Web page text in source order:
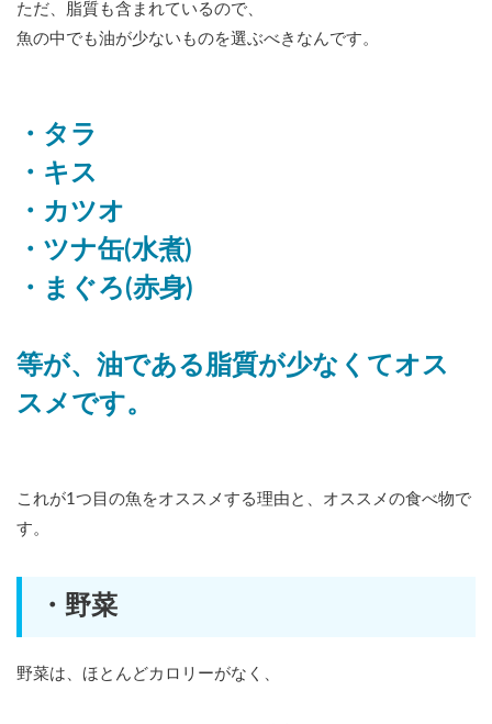
ただ、脂質も含まれているので、
魚の中でも油が少ないものを選ぶべきなんです。
・タラ
・キス
・カツオ
・ツナ缶(水煮)
・まぐろ(赤身)
等が、油である脂質が少なくてオス
スメです。
これが1つ目の魚をオススメする理由と、オススメの食べ物で
す。
・野菜
野菜は、ほとんどカロリーがなく、